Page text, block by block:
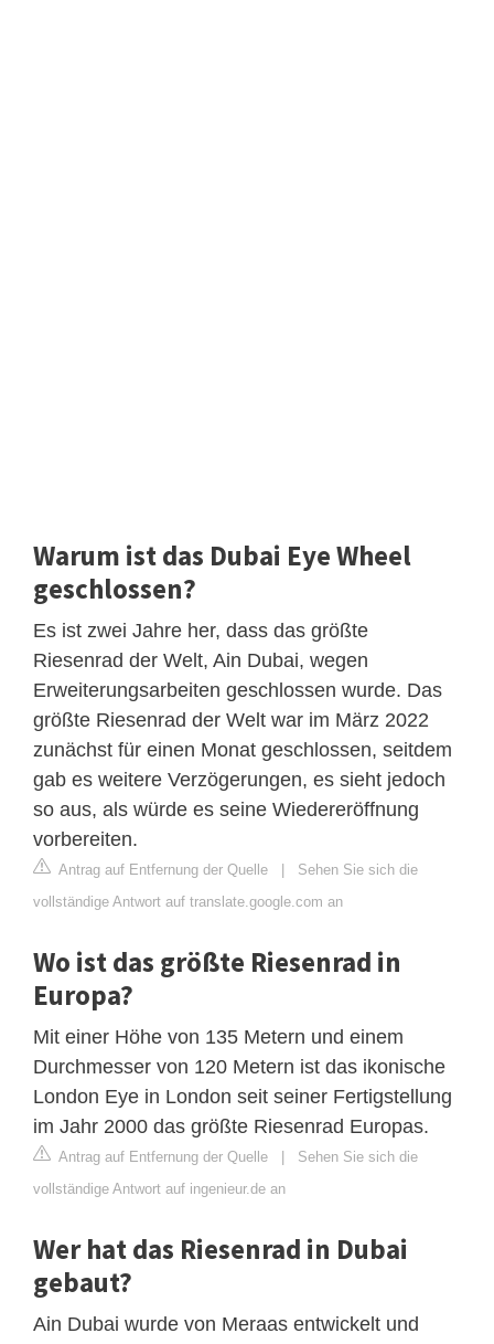
Warum ist das Dubai Eye Wheel
geschlossen?
Es ist zwei Jahre her, dass das größte
Riesenrad der Welt, Ain Dubai, wegen
Erweiterungsarbeiten geschlossen wurde. Das
größte Riesenrad der Welt war im März 2022
zunächst für einen Monat geschlossen, seitdem
gab es weitere Verzögerungen, es sieht jedoch
so aus, als würde es seine Wiedereröffnung
vorbereiten.
Antrag auf Entfernung der Quelle | Sehen Sie sich die
vollständige Antwort auf translate.google.com an
Wo ist das größte Riesenrad in
Europa?
Mit einer Höhe von 135 Metern und einem
Durchmesser von 120 Metern ist das ikonische
London Eye in London seit seiner Fertigstellung
im Jahr 2000 das größte Riesenrad Europas.
Antrag auf Entfernung der Quelle | Sehen Sie sich die
vollständige Antwort auf ingenieur.de an
Wer hat das Riesenrad in Dubai
gebaut?
Ain Dubai wurde von Meraas entwickelt und